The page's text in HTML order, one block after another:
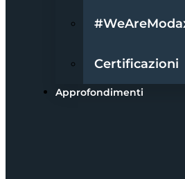
Certificazioni
Approfondimenti